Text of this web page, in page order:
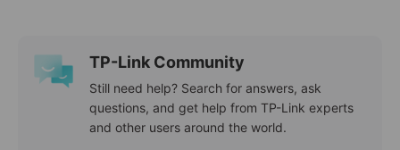
TP-Link Community
Still need help? Search for answers, ask
questions, and get help from TP-Link experts
and other users around the world.